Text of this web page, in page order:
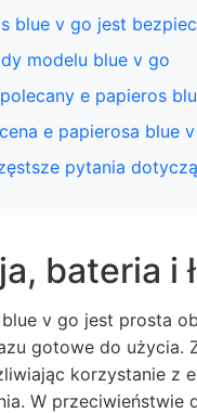
blue v go jest
modelu blue v go
e papieros
e papierosa blue
pytania
bateria i
v go jest prosta
gotowe do użycia.
korzystanie
W